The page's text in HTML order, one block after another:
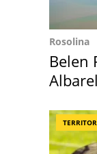
Rosolina
Belen